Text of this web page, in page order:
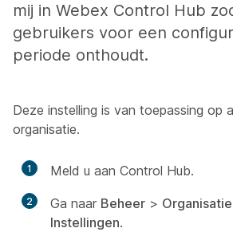
mij in Webex Control Hub
gebruikers voor een
periode onthoudt.
Deze instelling is van toepassing op
organisatie.
1 Meld u aan Control Hub.
2 Ga naar Beheer >
Instellingen.